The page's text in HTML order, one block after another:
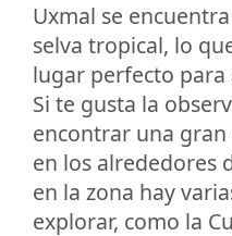
Uxmal se
selva tropical, lo
lugar perfecto para
Si te gusta la
encontrar una gran
en los alrededores
en la zona hay
explorar, como la